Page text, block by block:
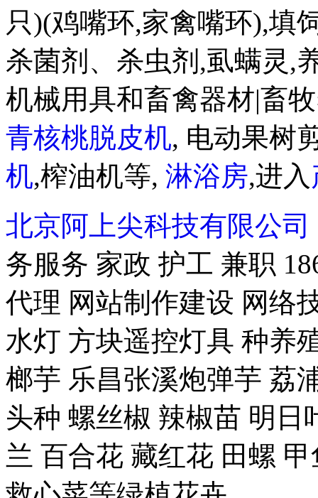
只)(鸡嘴环,家禽嘴环),填
杀菌剂、杀虫剂,虱螨灵,
机械用具和畜禽器材|畜
青核桃脱皮机, 电动果树
机,榨油机等, 淋浴房,进入
北京阿上尖科技有限公司
务服务 家政 护工 兼职
代理 网站制作建设 网络
水灯 方块遥控灯具 种养
榔芋 乐昌张溪炮弹芋 荔
头种 螺丝椒 辣椒苗 明日
兰 百合花 藏红花 田螺